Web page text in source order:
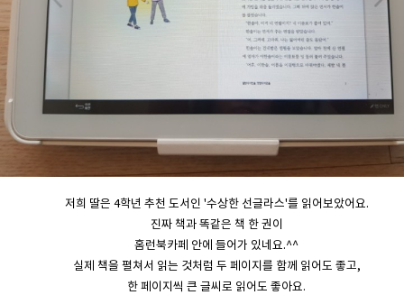
저희 딸은 4학년 추천 도서인 '수상한 선글라스'를 읽어보았어요.
진짜 책과 똑같은 책 한 권이
홈런북카페 안에 들어가 있네요.^^
실제 책을 펼쳐서 읽는 것처럼 두 페이지를 함께 읽어도 좋고,
한 페이지씩 큰 글씨로 읽어도 좋아요.